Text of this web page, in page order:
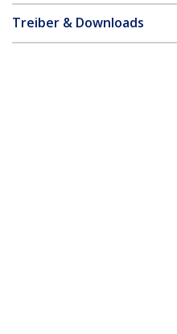
Treiber & Downloads